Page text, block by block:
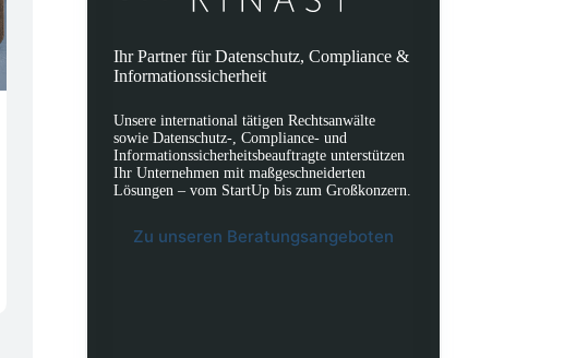
Ihr Partner für Datenschutz, Compliance &
Informationssicherheit
Unsere international tätigen Rechtsanwälte
sowie Datenschutz-, Compliance- und
Informationssicherheitsbeauftragte unterstützen
Ihr Unternehmen mit maßgeschneiderten
Lösungen – vom StartUp bis zum Großkonzern.
Zu unseren Beratungsangeboten